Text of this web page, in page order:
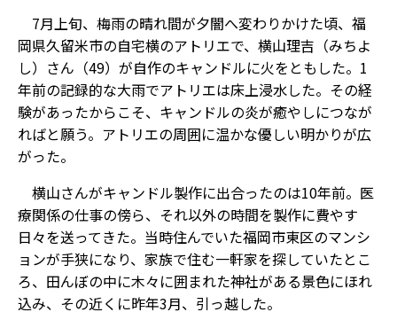
7月上旬、梅雨の晴れ間が夕闇へ変わりかけた頃、福
岡県久留米市の自宅横のアトリエで、横山理吉（みちよ
し）さん（49）が自作のキャンドルに火をともした。1
年前の記録的な大雨でアトリエは床上浸水した。その経
験があったからこそ、キャンドルの炎が癒やしにつなが
ればと願う。アトリエの周囲に温かな優しい明かりが広
がった。
横山さんがキャンドル製作に出合ったのは10年前。医
療関係の仕事の傍ら、それ以外の時間を製作に費やす
日々を送ってきた。当時住んでいた福岡市東区のマンシ
ョンが手狭になり、家族で住む一軒家を探していたとこ
ろ、田んぼの中に木々に囲まれた神社がある景色にほれ
込み、その近くに昨年3月、引っ越した。